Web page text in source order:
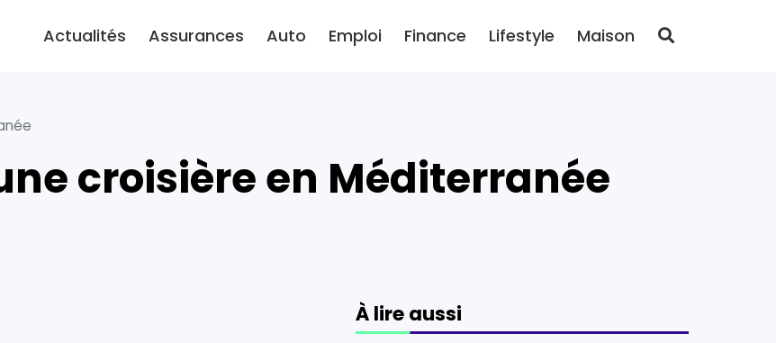
Actualités Assurances Auto Emploi Finance Lifestyle Maison
croisière en Méditerranée
À lire aussi